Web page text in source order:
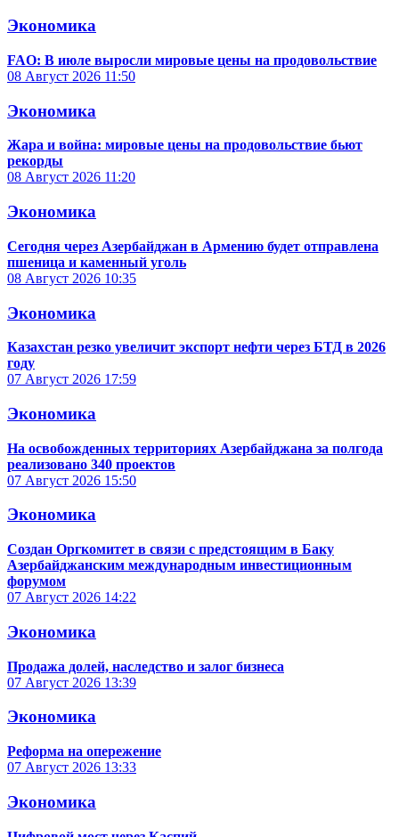
Экономика
FAO: В июле выросли мировые цены на продовольствие
08 Август 2026 11:50
Экономика
Жара и война: мировые цены на продовольствие бьют
рекорды
08 Август 2026 11:20
Экономика
Сегодня через Азербайджан в Армению будет отправлена
пшеница и каменный уголь
08 Август 2026 10:35
Экономика
Казахстан резко увеличит экспорт нефти через БТД в 2026
году
07 Август 2026 17:59
Экономика
На освобожденных территориях Азербайджана за полгода
реализовано 340 проектов
07 Август 2026 15:50
Экономика
Создан Оргкомитет в связи с предстоящим в Баку
Азербайджанским международным инвестиционным
форумом
07 Август 2026 14:22
Экономика
Продажа долей, наследство и залог бизнеса
07 Август 2026 13:39
Экономика
Реформа на опережение
07 Август 2026 13:33
Экономика